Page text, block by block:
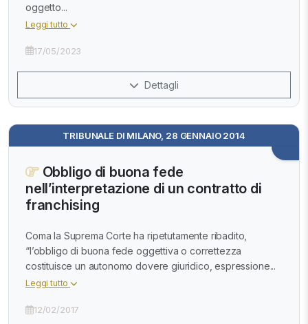
oggetto...
Leggi tutto
17/05/2023
Dettagli
TRIBUNALE DI MILANO, 28 GENNAIO 2014
Obbligo di buona fede
nell’interpretazione di un contratto di
franchising
Coma la Suprema Corte ha ripetutamente ribadito,
“l’obbligo di buona fede oggettiva o correttezza
costituisce un autonomo dovere giuridico, espressione...
Leggi tutto
12/02/2017